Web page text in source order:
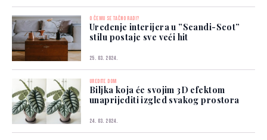
O ČEMU SE TAČNO RADI?
Uređenje interijera u ”Scandi-Scot”
stilu postaje sve veći hit
25. 03. 2024.
UREDITE DOM
Biljka koja će svojim 3D efektom
unaprijediti izgled svakog prostora
24. 03. 2024.